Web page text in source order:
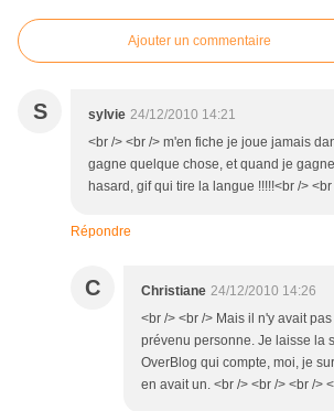
Ajouter un commentaire
S sylvie 24/12/2010 14:21
<br /> <br /> m'en fiche je joue jamais
gagne quelque chose, et quand je
hasard, gif qui tire la langue !!!!!<br />
Répondre
C Christiane 24/12/2010 14:26
<br /> <br /> Mais il n'y avait
prévenu personne. Je laisse la
OverBlog qui compte, moi, je
en avait un. <br /> <br /> <br />